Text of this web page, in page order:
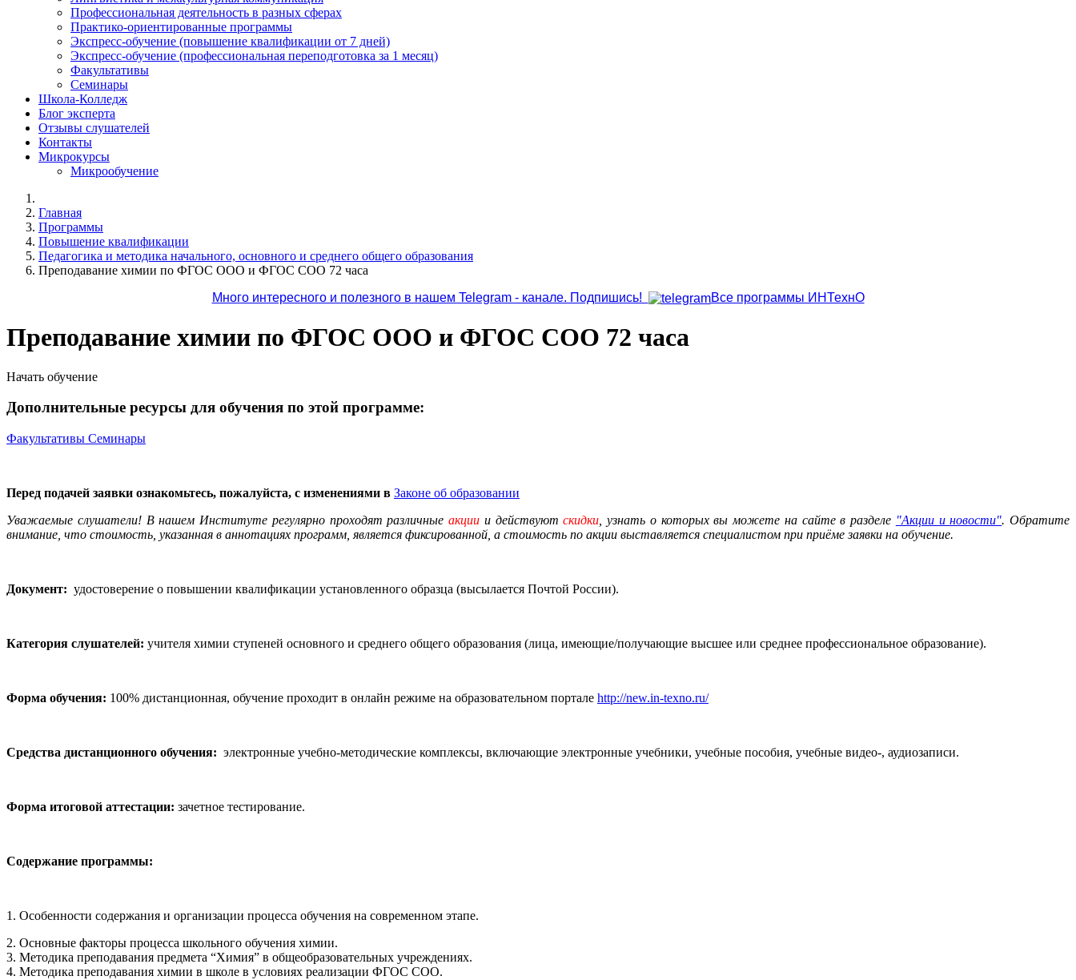
Профессиональная деятельность в разных сферах
Практико-ориентированные программы
Экспресс-обучение (повышение квалификации от 7 дней)
Экспресс-обучение (профессиональная переподготовка за 1 месяц)
Факультативы
Семинары
Школа-Колледж
Блог эксперта
Отзывы слушателей
Контакты
Микрокурсы
Микрообучение
Главная
Программы
Повышение квалификации
Педагогика и методика начального, основного и среднего общего образования
Преподавание химии по ФГОС ООО и ФГОС СОО 72 часа
Много интересного и полезного в нашем Telegram - канале. Подпишись!
Все программы ИНТехнО
Преподавание химии по ФГОС ООО и ФГОС СОО 72 часа
Начать обучение
Дополнительные ресурсы для обучения по этой программе:
Факультативы Семинары
Перед подачей заявки ознакомьтесь, пожалуйста, с изменениями в Законе об образовании
Уважаемые слушатели! В нашем Институте регулярно проходят различные акции и действуютскидки , узнать о которых вы можете на сайте в разделе "Акции и новости". Обратите
внимание, что стоимость, указанная в аннотациях программ, является фиксированной, а стоимость по акции выставляется специалистом при приёме заявки на обучение.
Документ: удостоверение о повышении квалификации установленного образца (высылается Почтой России).
Категория слушателей: учителя химии ступеней основного и среднего общего образования (лица, имеющие/получающие высшее или среднее профессиональное образование).
Форма обучения: 100% дистанционная, обучение проходит в онлайн режиме на образовательном портале http://new.in-texno.ru/
Средства дистанционного обучения: электронные учебно-методические комплексы, включающие электронные учебники, учебные пособия, учебные видео-, аудиозаписи.
Форма итоговой аттестации: зачетное тестирование.
Содержание программы:
1. Особенности содержания и организации процесса обучения на современном этапе.
2. Основные факторы процесса школьного обучения химии.
3. Методика преподавания предмета “Химия” в общеобразовательных учреждениях.
4. Методика преподавания химии в школе в условиях реализации ФГОС СОО.